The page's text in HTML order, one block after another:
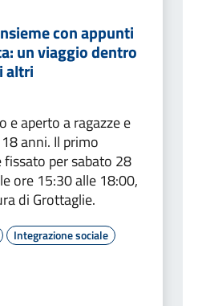
con appunti
un viaggio dentro
altri
e aperto a ragazze e
anni. Il primo
per sabato 28
ore 15:30 alle 18:00,
di Grottaglie.
Integrazione sociale